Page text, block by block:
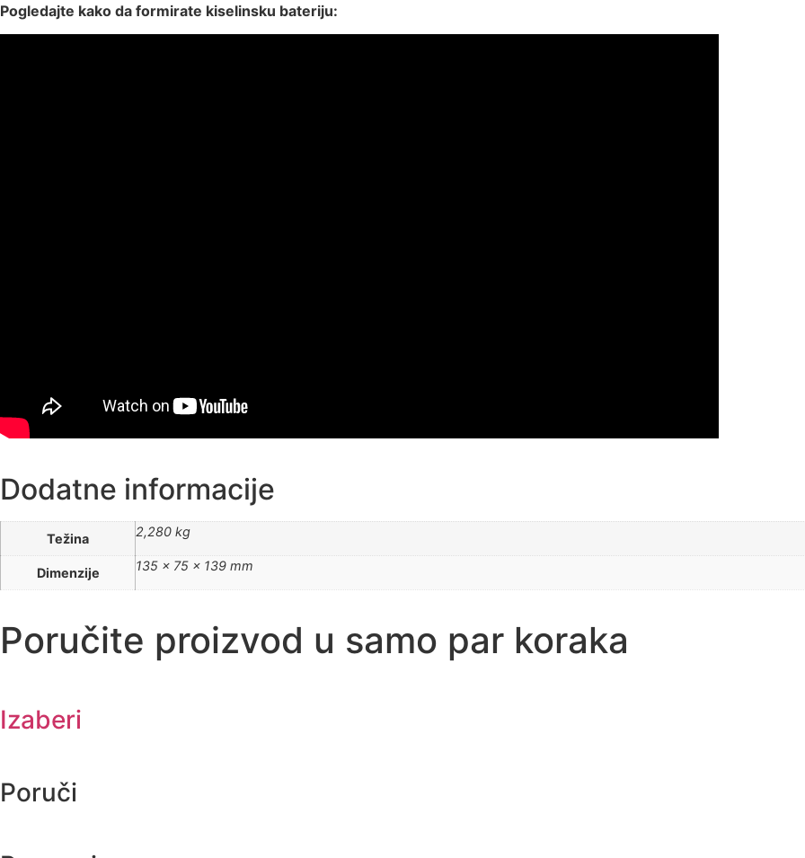
Pogledajte kako da formirate kiselinsku bateriju:
Dodatne informacije
Težina 2,280 kg
Dimenzije 135 × 75 × 139 mm
Poručite proizvod u samo par koraka
Izaberi
Poruči